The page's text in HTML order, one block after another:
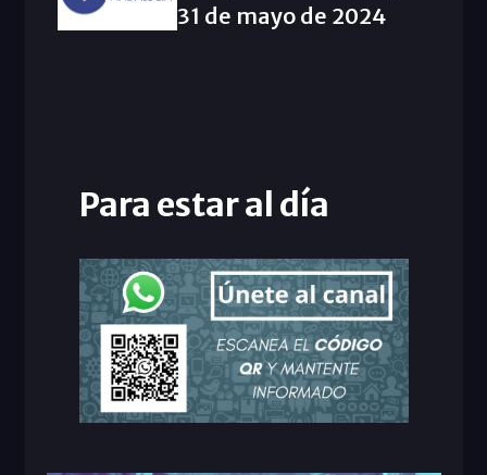
31 de mayo de 2024
Para estar al día